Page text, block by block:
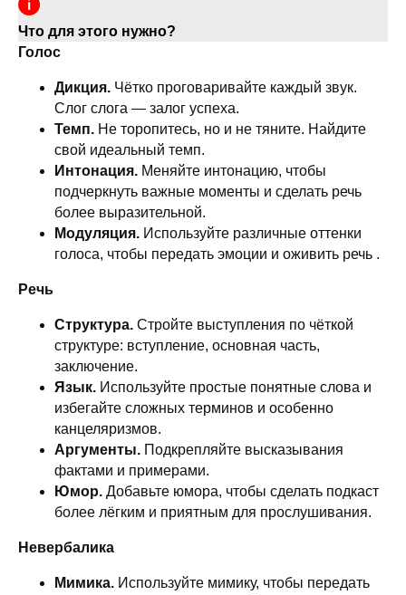
Что для этого нужно?
Голос
Дикция. Чётко проговаривайте каждый звук.
Слог слога — залог успеха.
Темп. Не торопитесь, но и не тяните. Найдите
свой идеальный темп.
Интонация. Меняйте интонацию, чтобы
подчеркнуть важные моменты и сделать речь
более выразительной.
Модуляция. Используйте различные оттенки
голоса, чтобы передать эмоции и оживить речь .
Речь
Структура. Стройте выступления по чёткой
структуре: вступление, основная часть,
заключение.
Язык. Используйте простые понятные слова и
избегайте сложных терминов и особенно
канцеляризмов.
Аргументы. Подкрепляйте высказывания
фактами и примерами.
Юмор. Добавьте юмора, чтобы сделать подкаст
более лёгким и приятным для прослушивания.
Невербалика
Мимика. Используйте мимику, чтобы передать